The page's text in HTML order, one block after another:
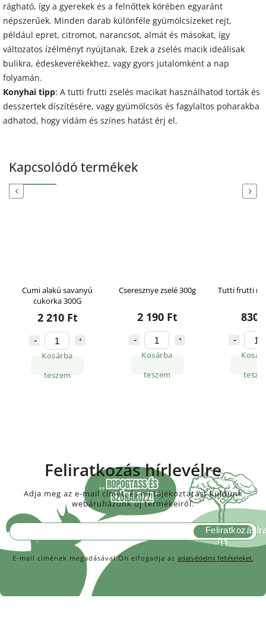
rágható, így a gyerekek és a felnőttek körében egyaránt
népszerűek. Minden darab különféle gyümölcsízeket rejt,
például epret, citromot, narancsot, almát és másokat, így
változatos ízélményt nyújtanak. Ezek a zselés macik ideálisak
bulikra, édeskeverékekhez, vagy gyors jutalomként a nap
folyamán.
Konyhai tipp: A tutti frutti zselés macikat használhatod torták és
desszertek díszítésére, vagy gyümölcsös és fagylaltos poharakba
adhatod, hogy vidám és színes hatást érj el.
Kapcsolódó termékek
Previous
Cumi alakú savanyú
cukorka 300G
2 210 Ft
Kosárba
teszem
Cseresznye zselé 300g
2 190 Ft
Kosárba
teszem
Tutti frutti
830
Next
Feliratkozás hírlevélre
Adja meg az e-mail címét, és mi tájékoztatást küldünk
webáruházunk új termékeiről.
E-mail címének megadásával Ön elfogadja az adatvédelmi feltételeket.
Feliratkozás